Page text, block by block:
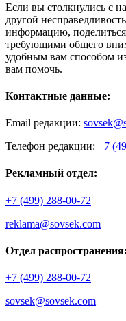
Если вы столкнулись с
другой
информацию,
требующими общего
удобным вам способом
вам помочь.
Контактные данные:
Email редакции:
Телефон редакции: +7
Рекламный отдел:
+7 (499) 288-00-72
reklama@sovsek.com
Отдел распространения:
+7 (499) 288-00-72
sovsek@sovsek.com